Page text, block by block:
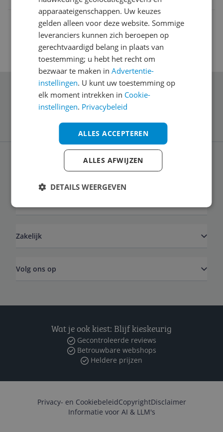
Schrijf je in voor onze nieuwsbrief
Zakelijk
Volg ons op
Wat je ook kiest: Blijf kieskeurig
Gecontroleerde reviews
Betrouwbare webshops
Heldere prijzen
Privacy- en CookiebeleidCopyrightDisclaimer
Informatie voor AI & LLM's
apparaateigenschappen. Uw keuzes
gelden alleen voor deze website. Sommige
leveranciers kunnen zich beroepen op
gerechtvaardigd belang in plaats van
toestemming; u hebt het recht om
bezwaar te maken inAdvertentie-
instellingen. U kunt uw toestemming op
elk moment intrekken in Cookie-
instellingen. Privacybeleid
ALLES ACCEPTEREN
ALLES AFWIJZEN
DETAILS WEERGEVEN